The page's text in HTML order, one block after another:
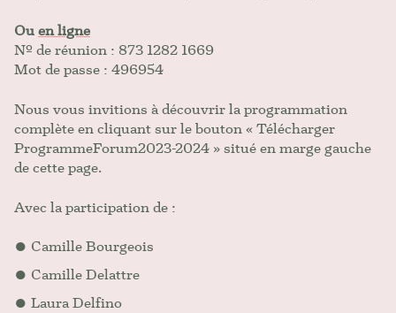
Ouen ligne
Nº de réunion : 873 1282 1669
Mot de passe : 496954
Nous vous invitions à découvrir la programmation
complète en cliquant sur le bouton « Télécharger
ProgrammeForum2023-2024 » situé en marge gauche
de cette page.
Avec la participation de :
Camille Bourgeois
Camille Delattre
Laura Delfino